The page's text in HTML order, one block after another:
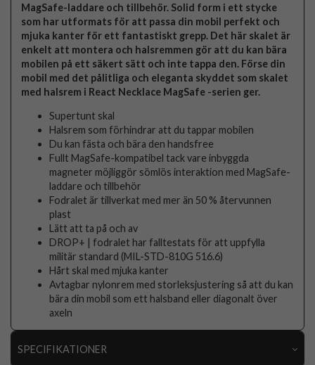
MagSafe-laddare och tillbehör. Solid form i ett stycke
som har utformats för att passa din mobil perfekt och
mjuka kanter för ett fantastiskt grepp. Det här skalet är
enkelt att montera och halsremmen gör att du kan bära
mobilen på ett säkert sätt och inte tappa den. Förse din
mobil med det pålitliga och eleganta skyddet som skalet
med halsrem i React Necklace MagSafe -serien ger.
Supertunt skal
Halsrem som förhindrar att du tappar mobilen
Du kan fästa och bära den handsfree
Fullt MagSafe-kompatibel tack vare inbyggda
magneter möjliggör sömlös interaktion med MagSafe-
laddare och tillbehör
Fodralet är tillverkat med mer än 50 % återvunnen
plast
Lätt att ta på och av
DROP+ | fodralet har falltestats för att uppfylla
militär standard (MIL-STD-810G 516.6)
Hårt skal med mjuka kanter
Avtagbar nylonrem med storleksjustering så att du kan
bära din mobil som ett halsband eller diagonalt över
axeln
SPECIFIKATIONER